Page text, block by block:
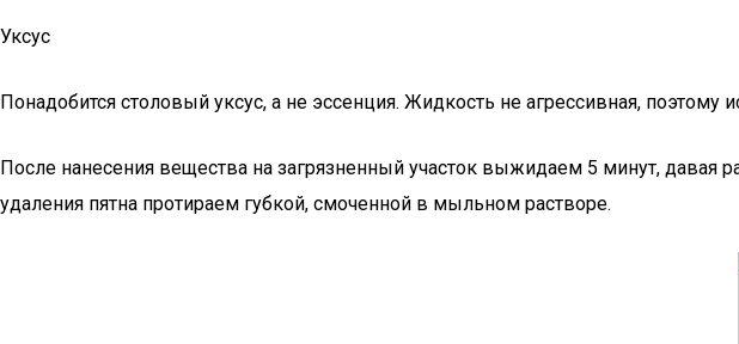
Уксус
Понадобится столовый уксус, а не эссенция. Жидкость не агрессивная,
После нанесения вещества на загрязненный участок выжидаем 5 минут,
удаления пятна протираем губкой, смоченной в мыльном растворе.